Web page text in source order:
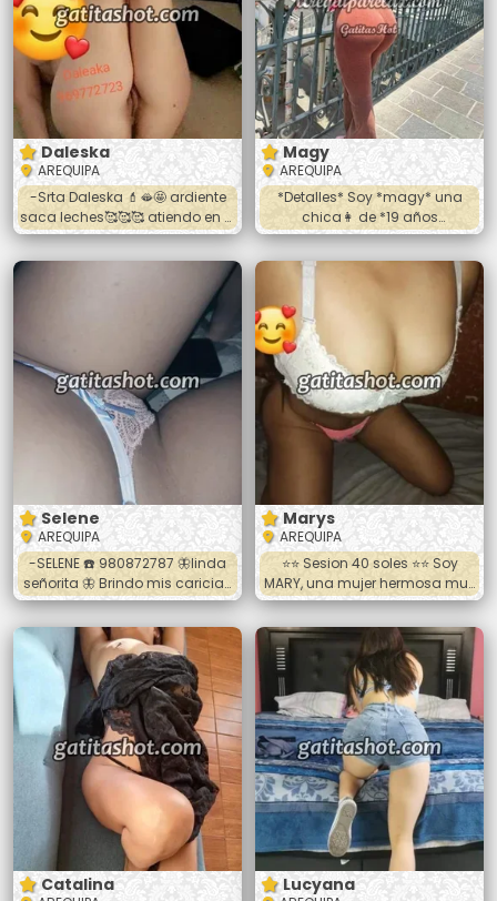
Daleska
AREQUIPA
-Srta Daleska 💄🫦🤩 ardiente
saca leches🥰🥰🥰 atiendo en el
cercado oral vaginal anal 💋💋
💋 fulll oral riquisimo te va
Llamame o hablame al
Magy
AREQUIPA
*Detalles* Soy *magy* una
chica👩 de *19 años
arequipeña* de muy buena
figura Salgo a hoteles 🏩de la
ciudad soy muy jovial y alegre
vaginal, toda las poses ,
desnudo completa, ora
completa Te tienes que
*hospedarte*🏨 primero luego
voy a tu habitación *Llevar
preservativos* y espese con
sencillo 😊
Selene
AREQUIPA
-SELENE ☎️ 980872787 🦋linda
señorita 🦋 Brindo mis caricias
a cambio de ayuda
economica 💸💸💸 🔥Sexo oral👅
💋 🔥Sexo vaginal🍑 🔥Sexo
anal🍆 Soy de piel tersa y
suave con bu3nas tetas y
culito de encanto te dejare
sentirme toda ❤️llamame o
hablame ami wasapp full
discrecion 🍓🍒🧸☎️📞
Marys
AREQUIPA
⭐️⭐️ Sesion 40 soles ⭐️⭐️ Soy
MARY, una mujer hermosa muy
divertida y de buena figura
realizo todas las poses 🥵
completamente desnuda, 🔥
doy trato especial con caricias
y mucha paciencia 🔥 para
que pases un momento
agradable conmigo
escríbeme o llámame 😘 Me
ubicas por Mariscal Castilla
ovalo. 🕑HORARIO DE ATENCION
🕜 De. 10:00 de la mañana 🌞
Catalina Lucyana